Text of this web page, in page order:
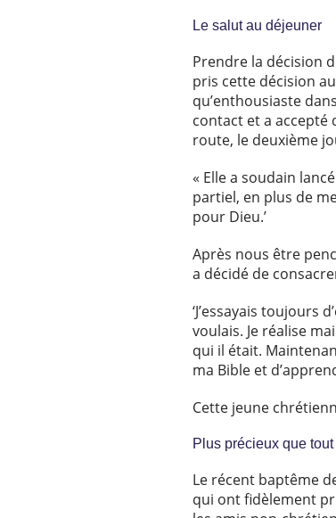
Le salut au déjeuner
Prendre la décision
pris cette décision
qu’enthousiaste
contact et a accepté
route, le deuxième
« Elle a soudain
partiel, en plus de
pour Dieu.’
Après nous être
a décidé de
‘J’essayais
voulais. Je réalise
qui il était.
ma Bible et
Cette jeune
Plus précieux que tout
Le récent baptême
qui ont fidèlement